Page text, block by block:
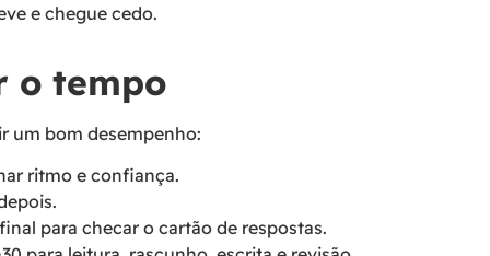
e chegue cedo.
o tempo
um bom desempenho:
ritmo e confiança.
para checar o cartão de respostas.